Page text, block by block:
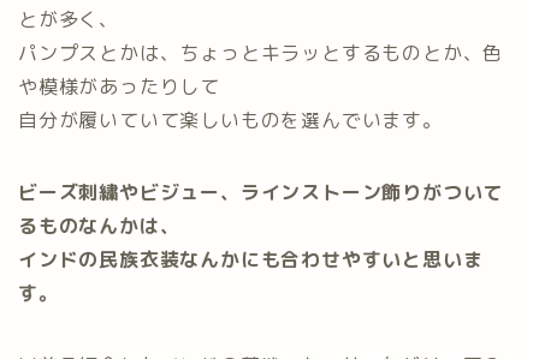
とが多く、
パンプスとかは、ちょっとキラッとするものとか、色
や模様があったりして
自分が履いていて楽しいものを選んでいます。
ビーズ刺繍やビジュー、ラインストーン飾りがついて
るものなんかは、
インドの民族衣装なんかにも合わせやすいと思いま
す。